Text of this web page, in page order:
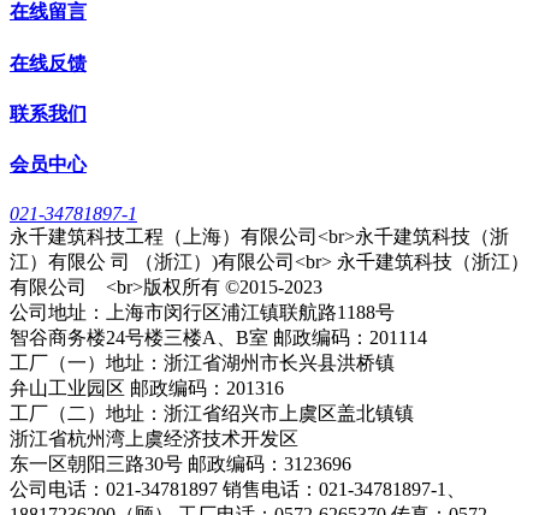
在线留言
在线反馈
联系我们
会员中心
021-34781897-1
永千建筑科技工程（上海）有限公司<br>永千建筑科技（浙
江）有限公 司 （浙江）)有限公司<br> 永千建筑科技（浙江）
有限公司 <br>版权所有 ©2015-2023
公司地址：上海市闵行区浦江镇联航路1188号
智谷商务楼24号楼三楼A、B室 邮政编码：201114
工厂（一）地址：浙江省湖州市长兴县洪桥镇
弁山工业园区 邮政编码：201316
工厂（二）地址：浙江省绍兴市上虞区盖北镇镇
浙江省杭州湾上虞经济技术开发区
东一区朝阳三路30号 邮政编码：3123696
公司电话：021-34781897 销售电话：021-34781897-1、